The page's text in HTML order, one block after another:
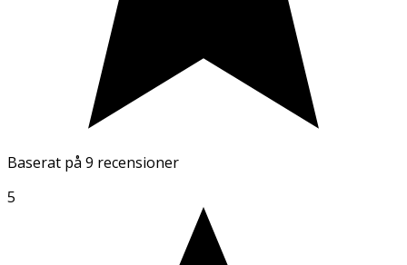
Baserat på 9 recensioner
5